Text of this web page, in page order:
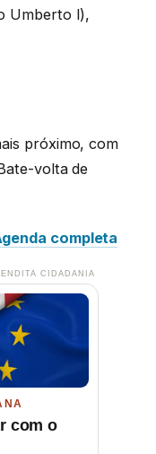
Umberto I),
próximo, com
volta de
completa
CIDADANIA
com o